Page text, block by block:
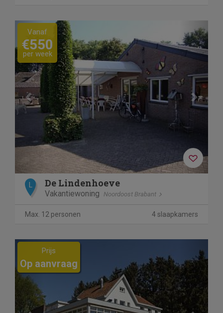
Previous Next
Vanaf
€550
per week
L De Lindenhoeve
Vakantiewoning Noordoost Brabant
Max. 12 personen 4 slaapkamers
Previous
Prijs
Op aanvraag